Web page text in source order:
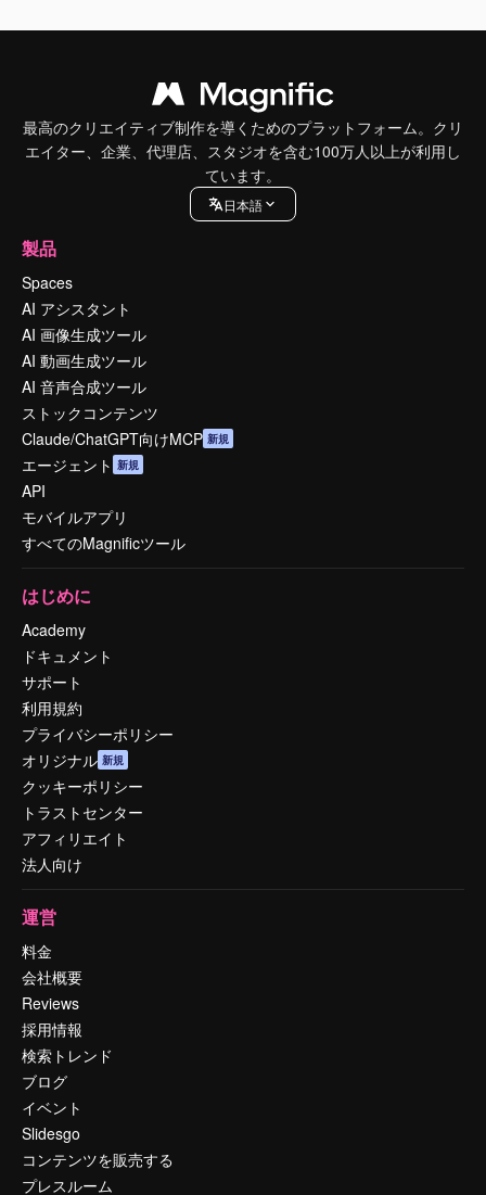
最高のクリエイティブ制作を導くためのプラットフォーム。クリ
エイター、企業、代理店、スタジオを含む100万人以上が利用し
ています。
日本語
製品
Spaces
AI アシスタント
AI 画像生成ツール
AI 動画生成ツール
AI 音声合成ツール
ストックコンテンツ
Claude/ChatGPT向けMCP 新規
エージェント 新規
API
モバイルアプリ
すべてのMagnificツール
はじめに
Academy
ドキュメント
サポート
利用規約
プライバシーポリシー
オリジナル 新規
クッキーポリシー
トラストセンター
アフィリエイト
法人向け
運営
料金
会社概要
Reviews
採用情報
検索トレンド
ブログ
イベント
Slidesgo
コンテンツを販売する
プレスルーム